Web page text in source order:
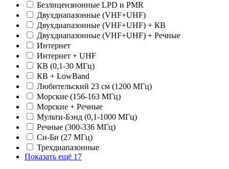
Безлицензионные LPD и PMR
Двухдиапазонные (VHF+UHF)
Двухдиапазонные (VHF+UHF) + КВ
Двухдиапазонные (VHF+UHF) + Речные
Интернет
Интернет + UHF
КВ (0,1-30 МГц)
КВ + LowBand
Любительский 23 см (1200 МГц)
Морские (156-163 МГц)
Морские + Речные
Мульти-Бэнд (0,1-1000 МГц)
Речные (300-336 МГц)
Си-Би (27 МГц)
Трехдиапазонные
Показать ещё 17